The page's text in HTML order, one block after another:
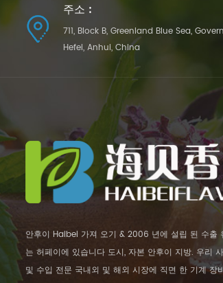
주소 :
711, Block B, Greenland Blue Sea,
Hefei, Anhui, China
안후이 Haibei 가져 오기 & 2006 년에 설립 된 수출
는 허페이에 있습니다 도시, 자본 안후이 지방. 우리
및 수입 전문 국내외 및 해외 시장에 직면 한 기계 장